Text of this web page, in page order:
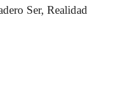
Ser, Realidad